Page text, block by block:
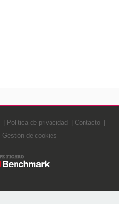
Política de privacidad
Contacto
Gestión de cookies